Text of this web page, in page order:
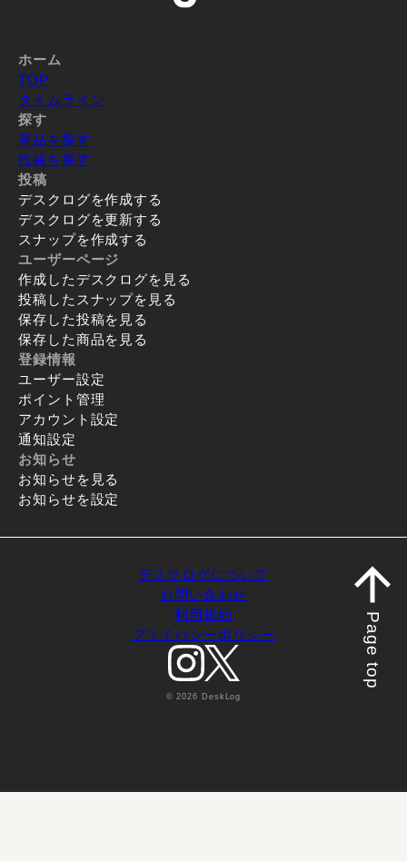
ホーム
TOP
タイムライン
探す
商品を探す
投稿を探す
投稿
デスクログを作成する
デスクログを更新する
スナップを作成する
ユーザーページ
作成したデスクログを見る
投稿したスナップを見る
保存した投稿を見る
保存した商品を見る
登録情報
ユーザー設定
ポイント管理
アカウント設定
通知設定
お知らせ
お知らせを見る
お知らせを設定
デスクログについて
お問い合わせ
利用規約
プライバシーポリシー
© 2026 DeskLog
Page top